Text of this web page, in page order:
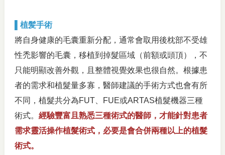
▌植髪手術
將自身健康的毛囊重新分配， 通常會取用後枕部不受雄
性禿影響的毛囊， 移植到掉髮區域（前額或頭頂），不
只能明顯改善外觀，且整體視覺效果也很自然。根據患
者的需求和植髮量多寡，醫師建議的手術方式也會有所
不同，植髮共分為FUT、FUE或ARTAS植髮機器三種
術式。 經驗豐富且熟悉三種術式的醫師，才能針對患者
需求靈活操作植髮術式，必要是會合併兩種以上的植髮
術式。